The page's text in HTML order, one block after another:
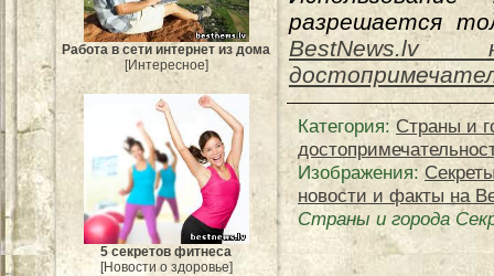
Работа в сети интернет из дома
[Интересное]
5 секретов фитнеса
[Новости о здоровье]
разрешается
BestNews.lv
Категория: Страны и
Изображения:
новости и факты на
Страны и города